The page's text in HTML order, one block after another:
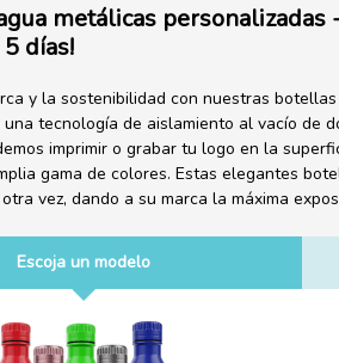
metálicas personalizadas
días!
y la sostenibilidad con nuestras
tecnología de aislamiento al vacío de
imprimir o grabar tu logo en la
gama de colores. Estas elegantes
vez, dando a su marca la máxima
Escoja un modelo